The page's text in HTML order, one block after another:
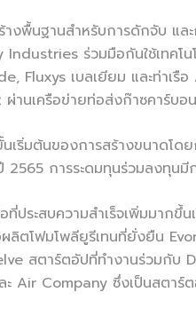
างพื้นฐานสำหรับการดักจับ แ
ร่วมมือกันใช้เทค
Fluxys เบลเยียม และท่าเ
านเครือข่ายท่อส่งก๊าซคาร์บ
เริ่มต้นของการสร้างขนาดโ
2565 การระดมทุนร่วมลงทุ
ที่ประสบความสำเร็จเพิ่มมาก
ตโฟมโพลียูรีเทนที่ยั่งยืน
สตาร์ตอัปที่ทำงานร่วมกับ
ะ Air Company ซึ่งเป็นสต